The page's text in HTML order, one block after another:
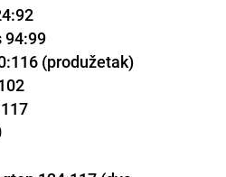
94:99
(produžetak)